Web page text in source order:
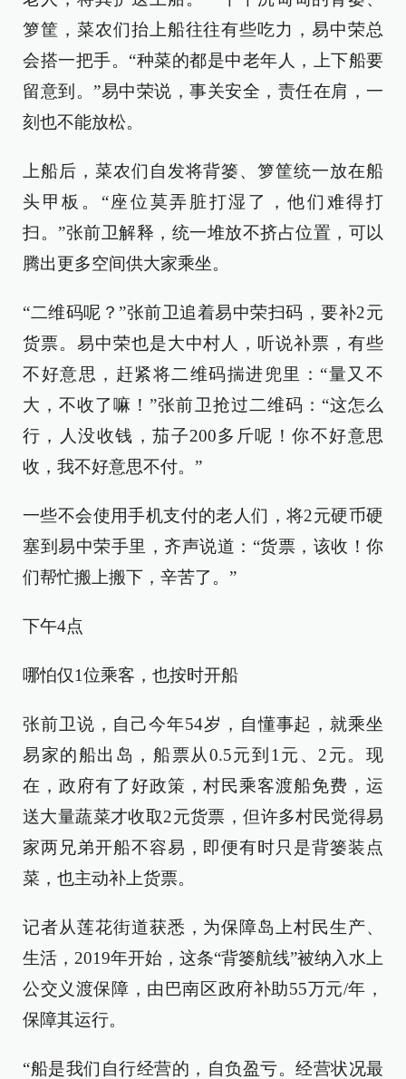
箩筐，菜农们抬上船往往有些吃力，易中荣总
会搭一把手。“种菜的都是中老年人，上下船要
留意到。”易中荣说，事关安全，责任在肩，一
刻也不能放松。
上船后，菜农们自发将背篓、箩筐统一放在船
头甲板。“座位莫弄脏打湿了，他们难得打
扫。”张前卫解释，统一堆放不挤占位置，可以
腾出更多空间供大家乘坐。
“二维码呢？”张前卫追着易中荣扫码，要补2元
货票。易中荣也是大中村人，听说补票，有些
不好意思，赶紧将二维码揣进兜里：“量又不
大，不收了嘛！”张前卫抢过二维码：“这怎么
行，人没收钱，茄子200多斤呢！你不好意思
收，我不好意思不付。”
一些不会使用手机支付的老人们，将2元硬币硬
塞到易中荣手里，齐声说道：“货票，该收！你
们帮忙搬上搬下，辛苦了。”
下午4点
哪怕仅1位乘客，也按时开船
张前卫说，自己今年54岁，自懂事起，就乘坐
易家的船出岛，船票从0.5元到1元、2元。现
在，政府有了好政策，村民乘客渡船免费，运
送大量蔬菜才收取2元货票，但许多村民觉得易
家两兄弟开船不容易，即便有时只是背篓装点
菜，也主动补上货票。
记者从莲花街道获悉，为保障岛上村民生产、
生活，2019年开始，这条“背篓航线”被纳入水上
公交义渡保障，由巴南区政府补助55万元/年，
保障其运行。
“船是我们自行经营的，自负盈亏。经营状况最